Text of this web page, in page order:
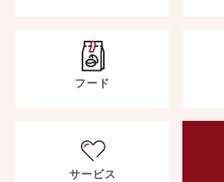
フード
サービス